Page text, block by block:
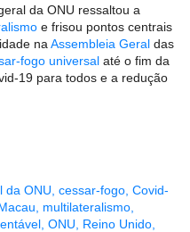
da ONU ressaltou a
e frisou pontos centrais
na Assembleia Geral das
fogo universal até o fim da
19 para todos e a redução
da ONU cessar-fogo Covid-
multilateralismo
ONU Reino Unido